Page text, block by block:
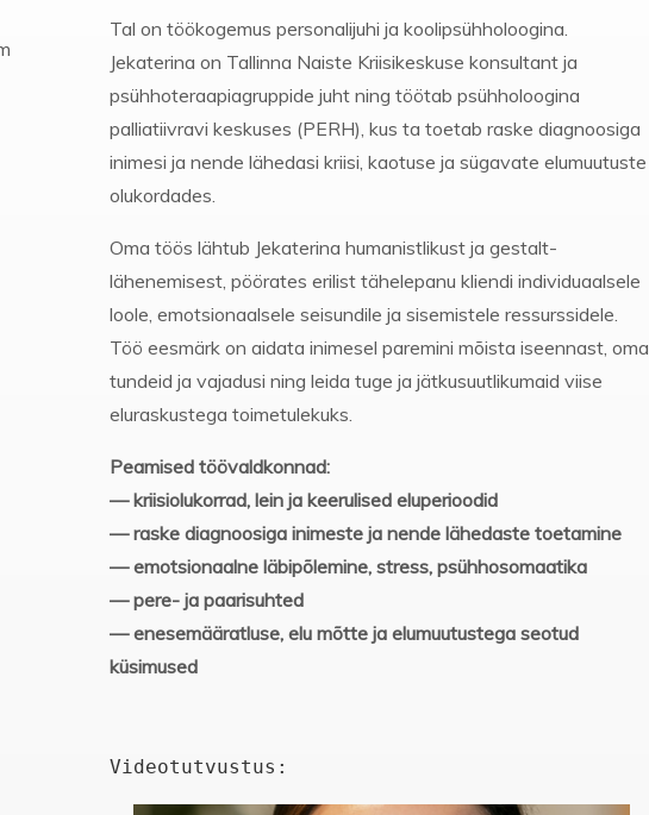
Tal on töökogemus personalijuhi ja koolipsühholoogina.
Jekaterina on Tallinna Naiste Kriisikeskuse konsultant ja
psühhoteraapiagruppide juht ning töötab psühholoogina
palliatiivravi keskuses (PERH), kus ta toetab raske diagnoosiga
inimesi ja nende lähedasi kriisi, kaotuse ja sügavate elumuutuste
olukordades.
Oma töös lähtub Jekaterina humanistlikust ja gestalt-
lähenemisest, pöörates erilist tähelepanu kliendi individuaalsele
loole, emotsionaalsele seisundile ja sisemistele ressurssidele.
Töö eesmärk on aidata inimesel paremini mõista iseennast, oma
tundeid ja vajadusi ning leida tuge ja jätkusuutlikumaid viise
eluraskustega toimetulekuks.
Peamised töövaldkonnad:
— kriisiolukorrad, lein ja keerulised eluperioodid
— raske diagnoosiga inimeste ja nende lähedaste toetamine
— emotsionaalne läbipõlemine, stress, psühhosomaatika
— pere- ja paarisuhted
— enesemääratluse, elu mõtte ja elumuutustega seotud
küsimused
Videotutvustus: